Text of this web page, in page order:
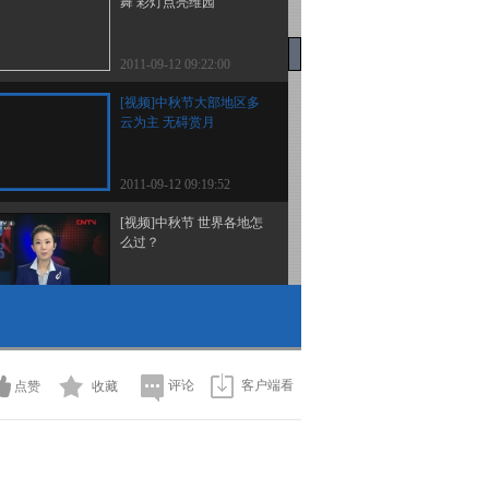
2011-09-12 09:22:00
[视频]中秋节大部地区多
云为主 无碍赏月
2011-09-12 09:19:52
[视频]中秋节 世界各地怎
么过？
2011-09-12 09:17:00
点赞 收藏 评论 客户端看